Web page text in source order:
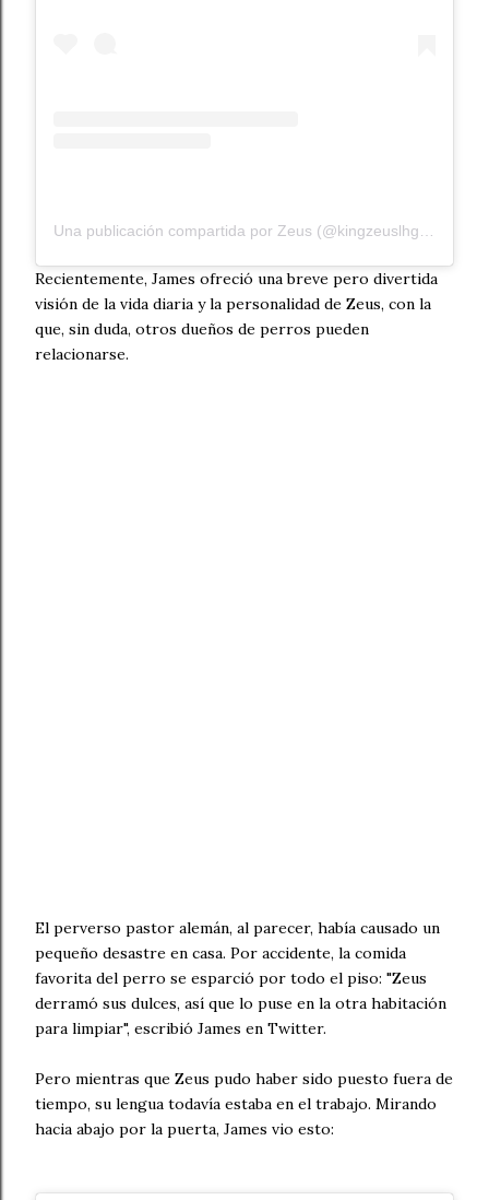
Recientemente, James ofreció una breve pero divertida
visión de la vida diaria y la personalidad de Zeus, con la
que, sin duda, otros dueños de perros pueden
relacionarse.
El perverso pastor alemán, al parecer, había causado un
pequeño desastre en casa. Por accidente, la comida
favorita del perro se esparció por todo el piso: "Zeus
derramó sus dulces, así que lo puse en la otra habitación
para limpiar", escribió James en Twitter.
Pero mientras que Zeus pudo haber sido puesto fuera de
tiempo, su lengua todavía estaba en el trabajo. Mirando
hacia abajo por la puerta, James vio esto: